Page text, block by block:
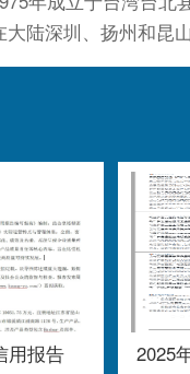
陆深圳、扬州和昆
用报告
2025